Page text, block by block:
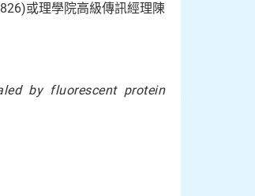
或理學院高級傳訊經理陳
by fluorescent protein